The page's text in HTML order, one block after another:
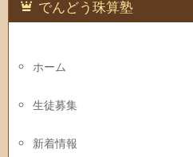
でんどう珠算塾
ホーム
生徒募集
新着情報